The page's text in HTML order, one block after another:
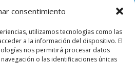
consentimiento
utilizamos tecnologías como las
a la información del dispositivo. El
nos permitirá procesar datos
o las identificaciones únicas